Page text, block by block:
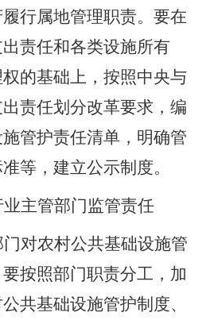
行属地管理职责。要在
责任和各类设施所有
的基础上，按照中央与
责任划分改革要求，编
管护责任清单，明确管
等，建立公示制度。
业主管部门监管责任
对农村公共基础设施管
按照部门职责分工，加
共基础设施管护制度、